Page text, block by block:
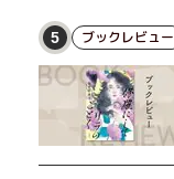
5 ブックレビュー